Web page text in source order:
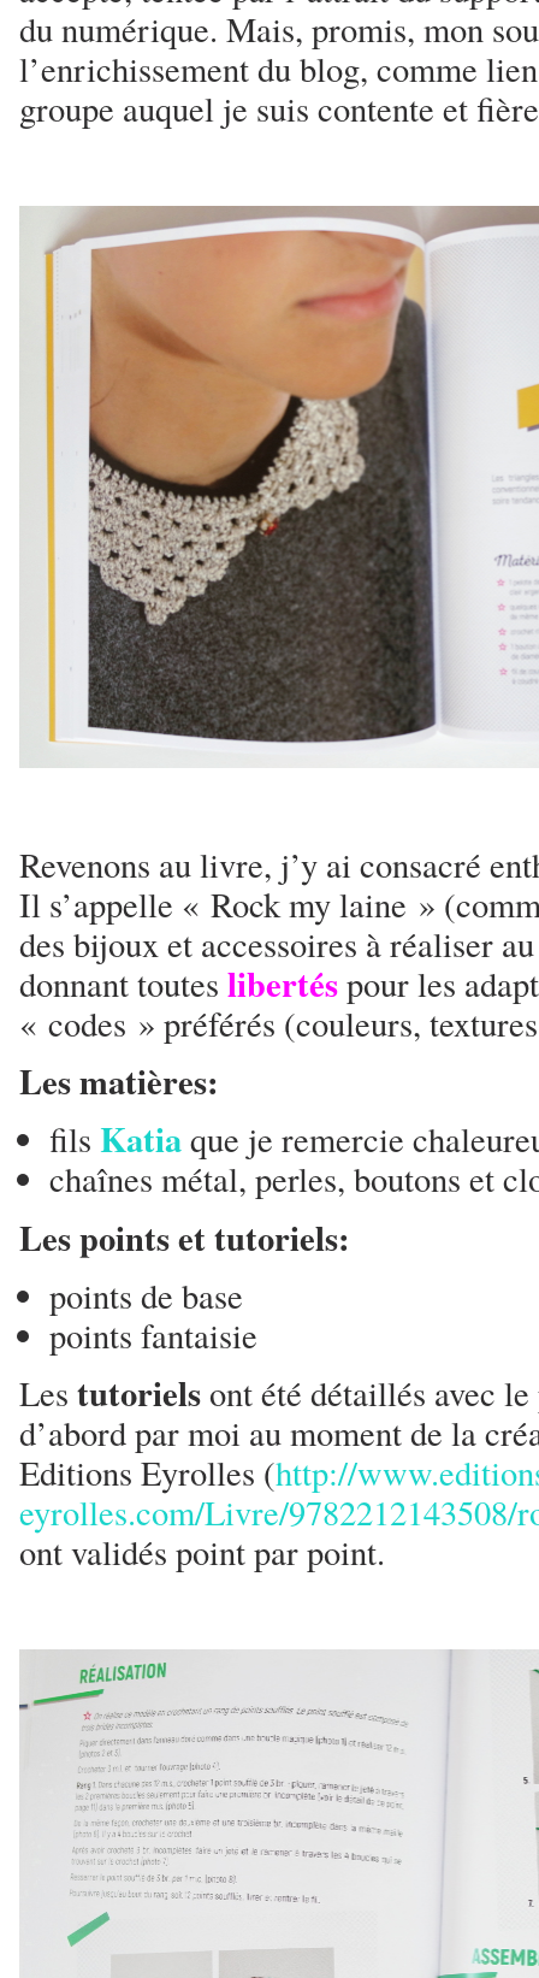
du numérique. Mais, promis, mon
l’enrichissement du blog, comme
groupe auquel je suis contente et
Revenons au livre, j’y ai consacré
Il s’appelle « Rock my laine »
des bijoux et accessoires à réaliser
donnant toutes libertéspour les
« codes » préférés (couleurs,
Les matières:
fils Katiaque je remercie
chaînes métal, perles, boutons et
Les points et tutoriels:
points de base
points fantaisie
Les tutorielsont été détaillés avec
d’abord par moi au moment de la
Editions Eyrolles (http://
eyrolles.com/Livre/9782212143508/
ont validés point par point.